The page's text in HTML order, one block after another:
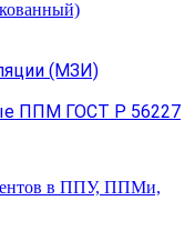
(МЗИ)
ППМ ГОСТ Р 56227
в ППУ, ППМи,